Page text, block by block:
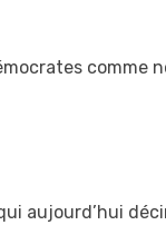
comme
aujourd’hui